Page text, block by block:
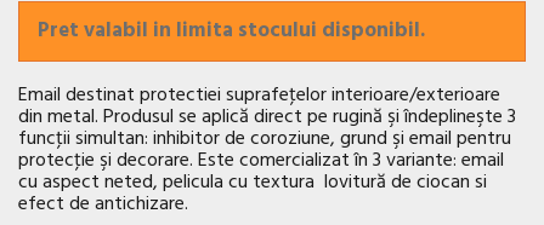
Pret valabil in limita stocului disponibil.
Email destinat protectiei suprafeţelor interioare/exterioare
din metal. Produsul se aplică direct pe rugină şi îndeplineşte 3
funcţii simultan: inhibitor de coroziune, grund şi email pentru
protecţie şi decorare. Este comercializat în 3 variante: email
cu aspect neted, pelicula cu textura lovitură de ciocan si
efect de antichizare.